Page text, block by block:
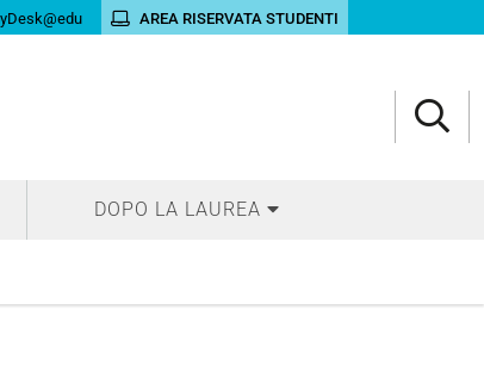
AREA RISERVATA STUDENTI
DOPO LA LAUREA